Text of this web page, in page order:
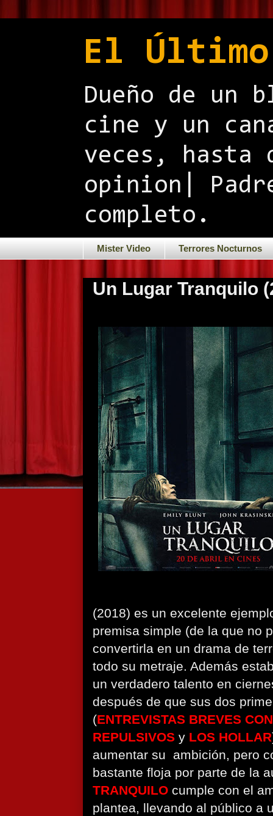
El
Dueño de un
cine y un
veces, hasta
opinion|
completo.
Mister Video Terrores Nocturnos
Un Lugar Tranquilo
(2018) es un excelente
premisa simple (de la que no
convertirla en un drama de
todo su metraje. Además
un verdadero talento en
después de que sus dos
(ENTREVISTAS BREVES
REPULSIVOS y LOS HOLLAR
aumentar su ambición, pero
bastante floja por parte de la
TRANQUILO cumple con el
plantea, llevando al público a